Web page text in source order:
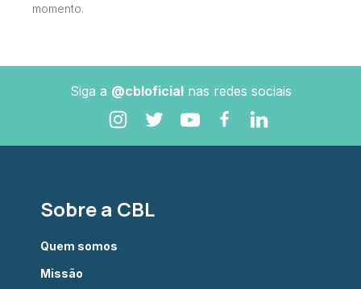
momento.
Siga a @cbloficialnas redes sociais
Sobre a CBL
Quem somos
Missão